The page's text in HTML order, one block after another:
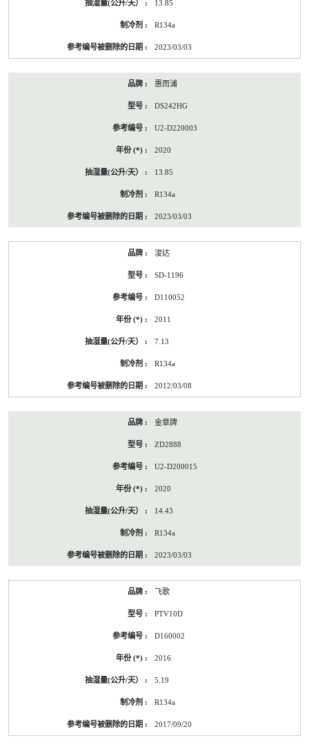
13.85
R134a
2023/03/03
惠而浦
DS242HG
U2-D220003
2020
13.85
R134a
2023/03/03
浚达
SD-1196
D110052
2011
7.13
R134a
2012/03/08
金章牌
ZD2888
U2-D200015
2020
14.43
R134a
2023/03/03
飞歌
PTV10D
D160002
2016
5.19
R134a
2017/09/20